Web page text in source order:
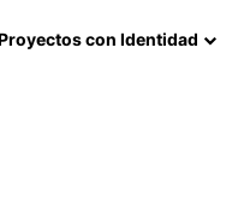
con Identidad